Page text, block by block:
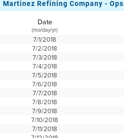
Martinez Refining Company -
Date
(mo/day/yr)
7/1/2018
7/2/2018
7/3/2018
7/4/2018
7/5/2018
7/6/2018
7/7/2018
7/8/2018
7/9/2018
7/10/2018
7/11/2018